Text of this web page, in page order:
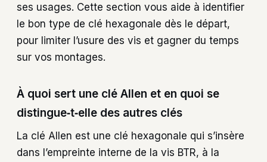
ses usages. Cette section vous aide à identifier
le bon type de clé hexagonale dès le départ,
pour limiter l’usure des vis et gagner du temps
sur vos montages.
À quoi sert une clé Allen et en quoi se
distingue‑t‑elle des autres clés
La clé Allen est une clé hexagonale qui s’insère
dans l’empreinte interne de la vis BTR, à la